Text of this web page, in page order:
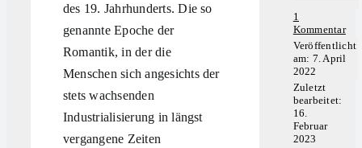
des 19. Jahrhunderts. Die so
genannte Epoche der
Romantik, in der die
Menschen sich angesichts der
stets wachsenden
Industrialisierung in längst
vergangene Zeiten
1
Kommentaron
St.
Veröffentlicht
am: 7. April
2022
Zuletzt
bearbeitet:
16.
Februar
2023